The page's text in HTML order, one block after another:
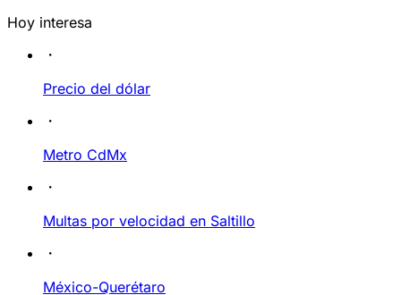
Hoy interesa
Precio del dólar
Metro CdMx
Multas por velocidad en Saltillo
México-Querétaro